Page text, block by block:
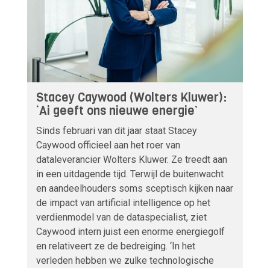
Stacey Caywood (Wolters Kluwer):
‘Ai geeft ons nieuwe energie’
Sinds februari van dit jaar staat Stacey
Caywood officieel aan het roer van
dataleverancier Wolters Kluwer. Ze treedt aan
in een uitdagende tijd. Terwijl de buitenwacht
en aandeelhouders soms sceptisch kijken naar
de impact van artificial intelligence op het
verdienmodel van de dataspecialist, ziet
Caywood intern juist een enorme energiegolf
en relativeert ze de bedreiging. ‘In het
verleden hebben we zulke technologische